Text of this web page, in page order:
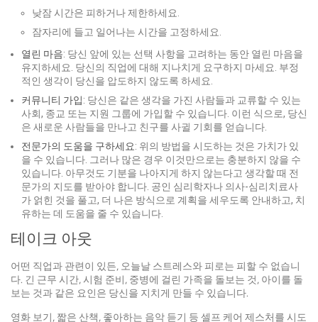
낮잠 시간은 피하거나 제한하세요.
잠자리에 들고 일어나는 시간을 고정하세요.
열린 마음: 당신 앞에 있는 선택 사항을 고려하는 동안 열린 마음을
유지하세요. 당신의 직업에 대해 지나치게 요구하지 마세요. 부정
적인 생각이 당신을 압도하지 않도록 하세요.
커뮤니티 가입: 당신은 같은 생각을 가진 사람들과 교류할 수 있는
사회, 종교 또는 지원 그룹에 가입할 수 있습니다. 이런 식으로, 당신
은 새로운 사람들을 만나고 친구를 사귈 기회를 얻습니다.
전문가의 도움을 구하세요: 위의 방법을 시도하는 것은 가치가 있
을 수 있습니다. 그러나 많은 경우 이것만으로는 충분하지 않을 수
있습니다. 아무것도 기분을 나아지게 하지 않는다고 생각할 때 전
문가의 지도를 받아야 합니다. 공인 심리학자나 의사-심리치료사
가 얽힌 것을 풀고, 더 나은 방식으로 계획을 세우도록 안내하고, 치
유하는 데 도움을 줄 수 있습니다.
테이크 아웃
어떤 직업과 관련이 있든, 오늘날 스트레스와 피로는 피할 수 없습니
다. 긴 근무 시간, 시험 준비, 중병에 걸린 가족을 돌보는 것, 아이를 돌
보는 것과 같은 요인은 당신을 지치게 만들 수 있습니다.
영화 보기, 짧은 산책, 좋아하는 음악 듣기 등 셀프 케어 제스처를 시도